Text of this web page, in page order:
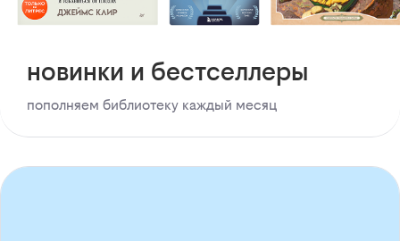
новинки и бестселлеры
пополняем библиотеку каждый месяц